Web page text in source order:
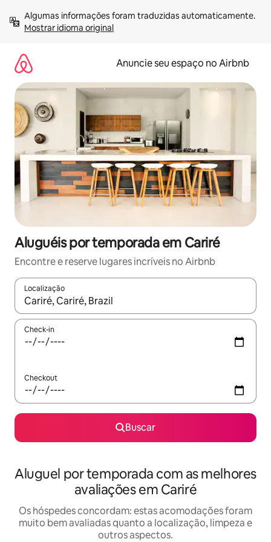
para
Mostrar idioma original
Anuncie seu espaço no Airbnb
Aluguéis por temporada em Cariré
Encontre e reserve lugares incríveis no Airbnb
Localização
Quando os resultados estiverem disponíveis, explore-os
Check-in
Checkout
Buscar
Aluguel por temporada com as melhores
avaliações em Cariré
Os hóspedes concordam: estas acomodações foram
muito bem avaliadas quanto a localização, limpeza e
outros aspectos.